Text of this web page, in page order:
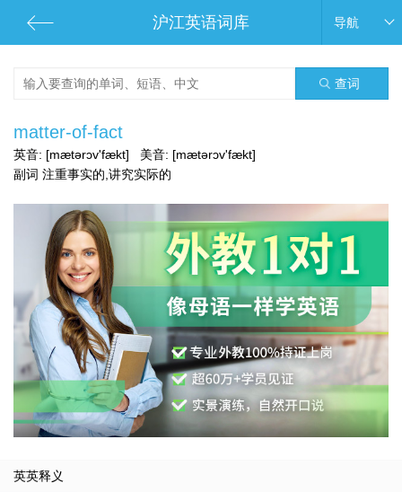
沪江英语词库 导航
查词
matter-of-fact
英音: [mætərɔv'fækt] 美音: [mætərɔv'fækt]
副词 注重事实的,讲究实际的
英英释义